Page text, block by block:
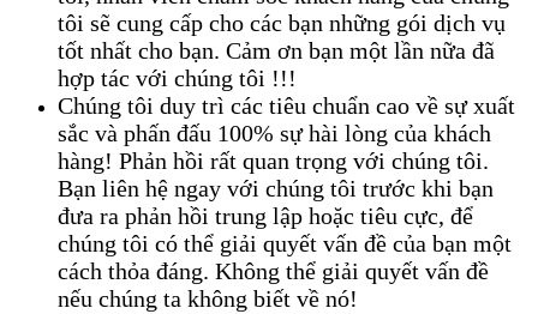
tôi sẽ cung cấp cho các bạn những gói dịch vụ
tốt nhất cho bạn. Cảm ơn bạn một lần nữa đã
hợp tác với chúng tôi !!!
Chúng tôi duy trì các tiêu chuẩn cao về sự xuất
sắc và phấn đấu 100% sự hài lòng của khách
hàng! Phản hồi rất quan trọng với chúng tôi.
Bạn liên hệ ngay với chúng tôi trước khi bạn
đưa ra phản hồi trung lập hoặc tiêu cực, để
chúng tôi có thể giải quyết vấn đề của bạn một
cách thỏa đáng. Không thể giải quyết vấn đề
nếu chúng ta không biết về nó!